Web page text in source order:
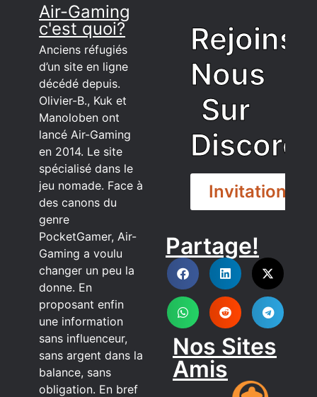
Air-Gaming
c'est quoi?
Anciens réfugiés
d’un site en ligne
décédé depuis.
Olivier-B., Kuk et
Manoloben ont
lancé Air-Gaming
en 2014. Le site
spécialisé dans le
jeu nomade. Face à
des canons du
genre
PocketGamer, Air-
Gaming a voulu
changer un peu la
donne. En
proposant enfin
une information
sans influenceur,
sans argent dans la
balance, sans
obligation. En bref
Rejoins
Nous
Sur
Discord
Invitation
DISCORD
Partage!
Nos Sites
Amis